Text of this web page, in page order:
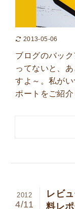
2013-05-06
ブログのバッ
ってないと、
すよ～。私が
ポートをご紹介
レビ
料レポ
2012
4/11